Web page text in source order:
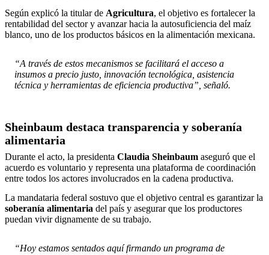
Según explicó la titular de Agricultura, el objetivo es fortalecer la
rentabilidad del sector y avanzar hacia la autosuficiencia del maíz
blanco, uno de los productos básicos en la alimentación mexicana.
“A través de estos mecanismos se facilitará el acceso a
insumos a precio justo, innovación tecnológica, asistencia
técnica y herramientas de eficiencia productiva”, señaló.
Sheinbaum destaca transparencia y soberanía
alimentaria
Durante el acto, la presidenta Claudia Sheinbaum aseguró que el
acuerdo es voluntario y representa una plataforma de coordinación
entre todos los actores involucrados en la cadena productiva.
La mandataria federal sostuvo que el objetivo central es garantizar la
soberanía alimentaria del país y asegurar que los productores
puedan vivir dignamente de su trabajo.
“Hoy estamos sentados aquí firmando un programa de